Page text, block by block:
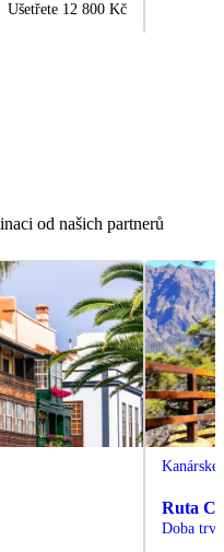
Ušetřete 12 800 Kč
od našich partnerů
Ruta
Doba